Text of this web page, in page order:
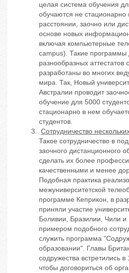
целая система обучения
обучаются не
расстоянии, заочно или
основе новых
включая компьютерные
campus). Такие программы
разнообразных аттестатов
разработаны во многих
мира. Так, Новый
Австралии проводит
обучение для 5000
стационарно в нем
студентов.
Сотрудничество
Такое сотрудничество в
заочного дистанционного
сделать их более
качественными и менее
Подобная практика
межуниверситетской
программе Кеприкон, в
приняли участие
Боливии, Бразилии, Чили и
примером подобного
служить программа
образовании". Главы
содружества встретились в
чтобы договориться об